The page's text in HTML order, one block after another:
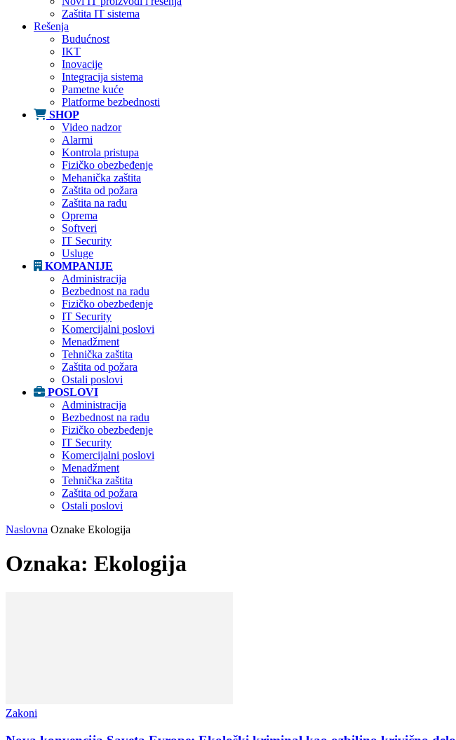
Zaštita IT sistema
Rešenja
Budućnost
IKT
Inovacije
Integracija sistema
Pametne kuće
Platforme bezbednosti
SHOP
Video nadzor
Alarmi
Kontrola pristupa
Fizičko obezbeđenje
Mehanička zaštita
Zaštita od požara
Zaštita na radu
Oprema
Softveri
IT Security
Usluge
KOMPANIJE
Administracija
Bezbednost na radu
Fizičko obezbeđenje
IT Security
Komercijalni poslovi
Menadžment
Tehnička zaštita
Zaštita od požara
Ostali poslovi
POSLOVI
Administracija
Bezbednost na radu
Fizičko obezbeđenje
IT Security
Komercijalni poslovi
Menadžment
Tehnička zaštita
Zaštita od požara
Ostali poslovi
Naslovna Oznake Ekologija
Oznaka: Ekologija
Zakoni